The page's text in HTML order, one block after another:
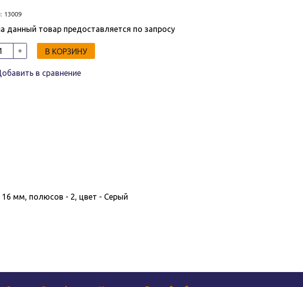
13009
данный товар предоставляется по запросу
В КОРЗИНУ
в сравнение
16 мм, полюсов - 2, цвет - Серый